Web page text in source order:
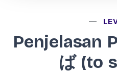
Penjelasan
ば (to